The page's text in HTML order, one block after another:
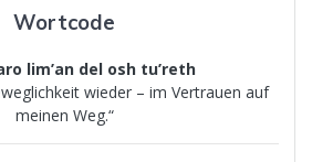
Wortcode
lim’an del osh tu’reth
wieder – im Vertrauen auf
meinen Weg.“